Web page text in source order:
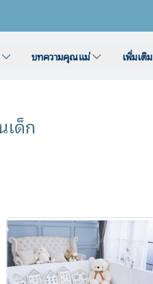
บทความคุณแม่ เพิ่มเติม
ด็ก